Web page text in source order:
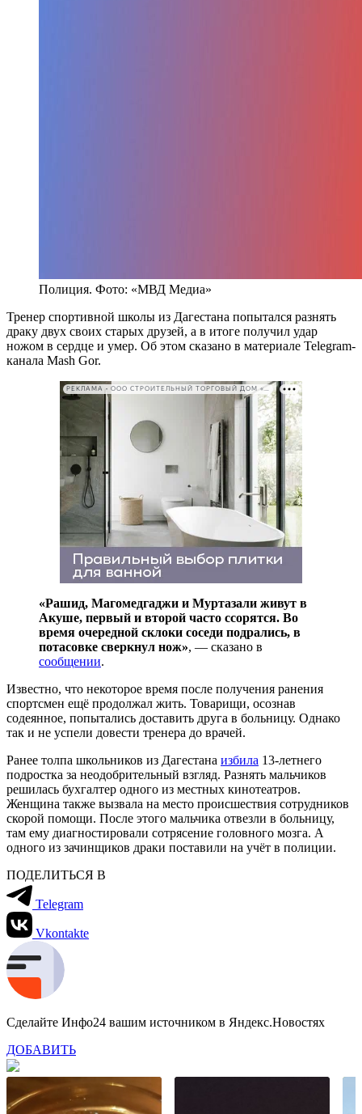
Полиция. Фото: «МВД Медиа»
Тренер спортивной школы из Дагестана попытался разнять
драку двух своих старых друзей, а в итоге получил удар
ножом в сердце и умер. Об этом сказано в материале Telegram-
канала Mash Gor.
РЕКЛАМА • ООО СТРОИТЕЛЬНЫЙ ТОРГОВЫЙ ДОМ «ПЕТРОВИЧ». ИНН: 7802348846
«Рашид, Магомедгаджи и Муртазали живут в
Акуше, первый и второй часто ссорятся. Во
время очередной склоки соседи подрались, в
потасовке сверкнул нож», — сказано в
сообщении.
Известно, что некоторое время после получения ранения
спортсмен ещё продолжал жить. Товарищи, осознав
содеянное, попытались доставить друга в больницу. Однако
так и не успели довести тренера до врачей.
Ранее толпа школьников из Дагестана избила 13-летнего
подростка за неодобрительный взгляд. Разнять мальчиков
решилась бухгалтер одного из местных кинотеатров.
Женщина также вызвала на место происшествия сотрудников
скорой помощи. После этого мальчика отвезли в больницу,
там ему диагностировали сотрясение головного мозга. А
одного из зачинщиков драки поставили на учёт в полиции.
ПОДЕЛИТЬСЯ В
Telegram
Vkontakte
Сделайте Инфо24 вашим источником в Яндекс.Новостях
ДОБАВИТЬ